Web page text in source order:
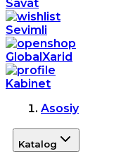
Savat
Sevimli
GlobalXarid
Kabinet
Asosiy
Katalog